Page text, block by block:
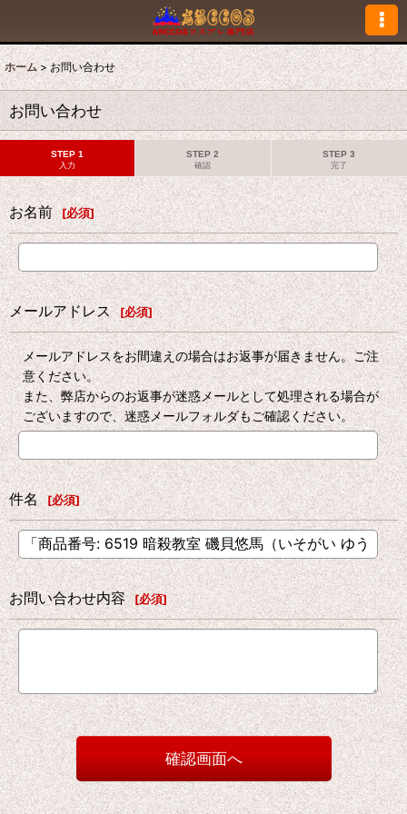
ホーム > お問い合わせ
お問い合わせ
STEP 1
入力
STEP 2
確認
STEP 3
完了
お名前 [必須]
メールアドレス [必須]
メールアドレスをお間違えの場合はお返事が届きません。ご注
意ください。
また、弊店からのお返事が迷惑メールとして処理される場合が
ございますので、迷惑メールフォルダもご確認ください。
件名 [必須]
お問い合わせ内容 [必須]
確認画面へ